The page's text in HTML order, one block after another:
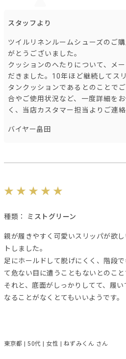
スタッフより
ツイルリネンルームシューズのご
がとうございました。
クッションのへたりについて、メ
だきました。10年ほど継続してス
タンクッションであるとのことで
合やご使用状況など、一度詳細を
く、当店カスタマー担当よりご連絡
バイヤー畠田
種類： ミストグリーン
親が履きやすく可愛いスリッパが欲
トしました。
足にホールドして脱げにくく、階段
て危ない目に遭うこともないとのこと
それと、底面がしっかりしてて、履
なることがなくとてもいいようです。
東京都 | 50代 | 女性 | ねずみくん さん